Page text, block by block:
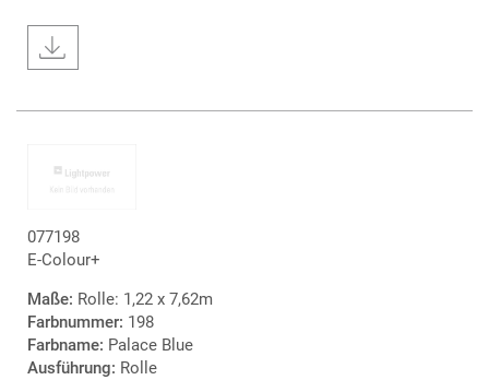
077198
E-Colour+
Maße: Rolle: 1,22 x 7,62m
Farbnummer: 198
Farbname: Palace Blue
Ausführung: Rolle